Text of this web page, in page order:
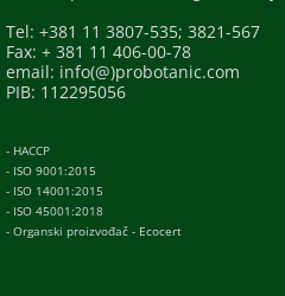
Tel: +381 11 3807-535; 3821-567
Fax: + 381 11 406-00-78
email: info(@)probotanic.com
PIB: 112295056
- HACCP
- ISO 9001:2015
- ISO 14001:2015
- ISO 45001:2018
- Organski proizvođač - Ecocert